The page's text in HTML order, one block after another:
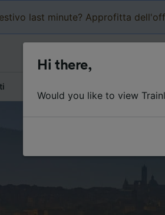
last minute? Approfitta
Hi there,
Would you like to view